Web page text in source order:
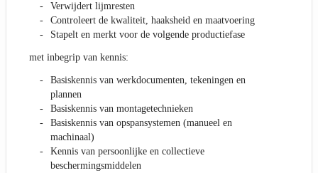
Verwijdert lijmresten
Controleert de kwaliteit, haaksheid en maatvoering
Stapelt en merkt voor de volgende productiefase
met inbegrip van kennis:
Basiskennis van werkdocumenten, tekeningen en
plannen
Basiskennis van montagetechnieken
Basiskennis van opspansystemen (manueel en
machinaal)
Kennis van persoonlijke en collectieve
beschermingsmiddelen